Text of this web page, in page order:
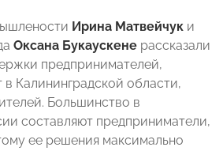
Ирина Матвейчук и
Оксана Букаускене рассказали
предпринимателей,
Калининградской области,
Большинство в
составляют предприниматели,
ее решения максимально